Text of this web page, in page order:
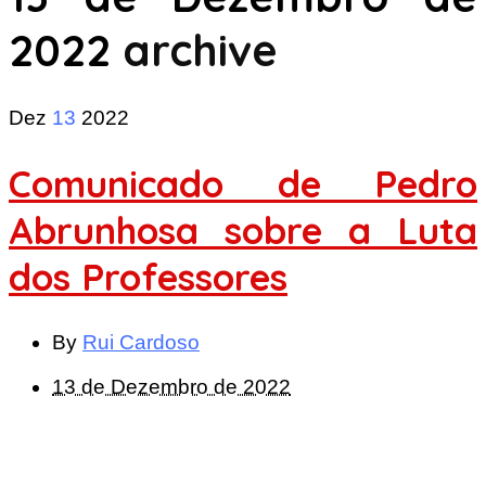
2022 archive
Dez 13 2022
Comunicado de Pedro
Abrunhosa sobre a Luta
dos Professores
By Rui Cardoso
13 de Dezembro de 2022